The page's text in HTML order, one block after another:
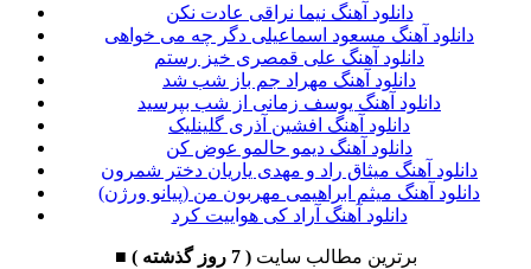
دانلود آهنگ نیما نراقی عادت نکن
دانلود آهنگ مسعود اسماعیلی دگر چه می خواهی
دانلود آهنگ علی قمصری خیز رستم
دانلود آهنگ مهراد جم باز شب شد
دانلود آهنگ یوسف زمانی از شب بپرسید
دانلود آهنگ افشین آذری گلینلیک
دانلود آهنگ دیمو حالمو عوض کن
دانلود آهنگ میثاق راد و مهدی یاریان دختر شمرون
دانلود آهنگ میثم ابراهیمی مهربون من (پیانو ورژن)
دانلود آهنگ آراد کی هواییت کرد
■ برترین مطالب سایت( 7 روز گذشته )